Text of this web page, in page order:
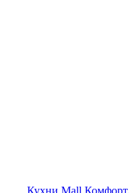
Кухни Mall Комфорт,